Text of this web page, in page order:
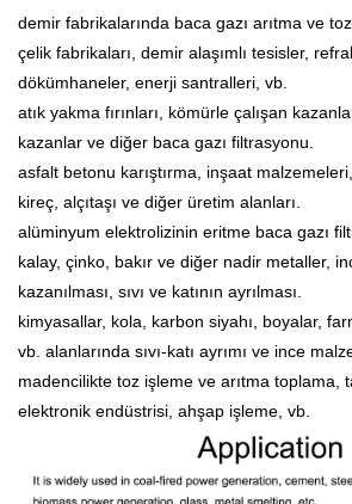
demir fabrikalarında baca gazı arıtma ve
çelik fabrikaları, demir alaşımlı tesisler,
dökümhaneler, enerji santralleri, vb.
atık yakma fırınları, kömürle çalışan
kazanlar ve diğer baca gazı filtrasyonu.
asfalt betonu karıştırma, inşaat
kireç, alçıtaşı ve diğer üretim alanları.
alüminyum elektrolizinin eritme baca gazı
kalay, çinko, bakır ve diğer nadir metaller,
kazanılması, sıvı ve katının ayrılması.
kimyasallar, kola, karbon siyahı, boyalar,
vb. alanlarında sıvı-katı ayrımı ve ince
madencilikte toz işleme ve arıtma toplama,
elektronik endüstrisi, ahşap işleme, vb.